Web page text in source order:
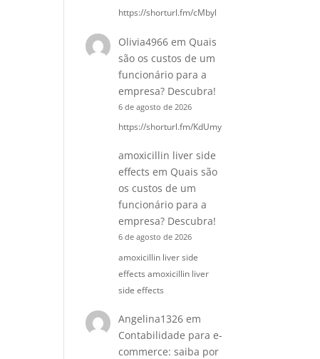
https://shorturl.fm/cMbyl
Olivia4966em Quais
são os custos de um
funcionário para a
empresa? Descubra!
6 de agosto de 2026
https://shorturl.fm/KdUmy
amoxicillin liver side
effects em Quais são
os custos de um
funcionário para a
empresa? Descubra!
6 de agosto de 2026
amoxicillin liver side
effects amoxicillin liver
side effects
Angelina1326em
Contabilidade para e-
commerce: saiba por